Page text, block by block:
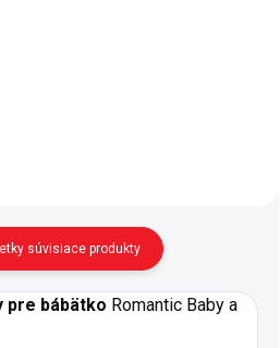
súvisiace produkty
pre bábätko Romantic Baby a